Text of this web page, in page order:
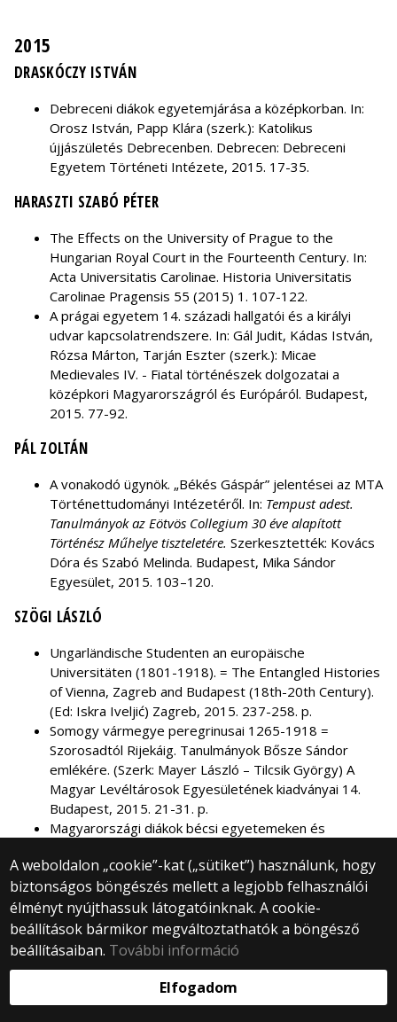
2015
DRASKÓCZY ISTVÁN
Debreceni diákok egyetemjárása a középkorban. In:
Orosz István, Papp Klára (szerk.): Katolikus
újjászületés Debrecenben. Debrecen: Debreceni
Egyetem Történeti Intézete, 2015. 17-35.
HARASZTI SZABÓ PÉTER
The Effects on the University of Prague to the
Hungarian Royal Court in the Fourteenth Century. In:
Acta Universitatis Carolinae. Historia Universitatis
Carolinae Pragensis 55 (2015) 1. 107-122.
A prágai egyetem 14. századi hallgatói és a királyi
udvar kapcsolatrendszere. In: Gál Judit, Kádas István,
Rózsa Márton, Tarján Eszter (szerk.): Micae
Medievales IV. - Fiatal történészek dolgozatai a
középkori Magyarországról és Európáról. Budapest,
2015. 77-92.
PÁL ZOLTÁN
A vonakodó ügynök. „Békés Gáspár” jelentései az MTA
Történettudományi Intézetéről. In: Tempust adest.
Tanulmányok az Eötvös Collegium 30 éve alapított
Történész Műhelye tiszteletére. Szerkesztették: Kovács
Dóra és Szabó Melinda. Budapest, Mika Sándor
Egyesület, 2015. 103–120.
SZÖGI LÁSZLÓ
Ungarländische Studenten an europäische
Universitäten (1801-1918). = The Entangled Histories
of Vienna, Zagreb and Budapest (18th-20th Century).
(Ed: Iskra Iveljić) Zagreb, 2015. 237-258. p.
Somogy vármegye peregrinusai 1265-1918 =
Szorosadtól Rijekáig. Tanulmányok Bősze Sándor
emlékére. (Szerk: Mayer László – Tilcsik György) A
Magyar Levéltárosok Egyesületének kiadványai 14.
Budapest, 2015. 21-31. p.
Magyarországi diákok bécsi egyetemeken és
wiener Universitäten und Hochschulen 1867-1890.
(Patyi Gáborral, Simon Zsolttal, Szabó Miklóssal és
Varga Júliával) = Magyarországi diákok egyetemjárása
az újkorban 22. Budapest, 2015. 852 p.
HARASZTI SZABÓ PÉTER
A weboldalon „cookie”-kat („sütiket”) használunk, hogy
biztonságos böngészés mellett a legjobb felhasználói
élményt nyújthassuk látogatóinknak. A cookie-
beállítások bármikor megváltoztathatók a böngésző
beállításaiban. További információ
Elfogadom